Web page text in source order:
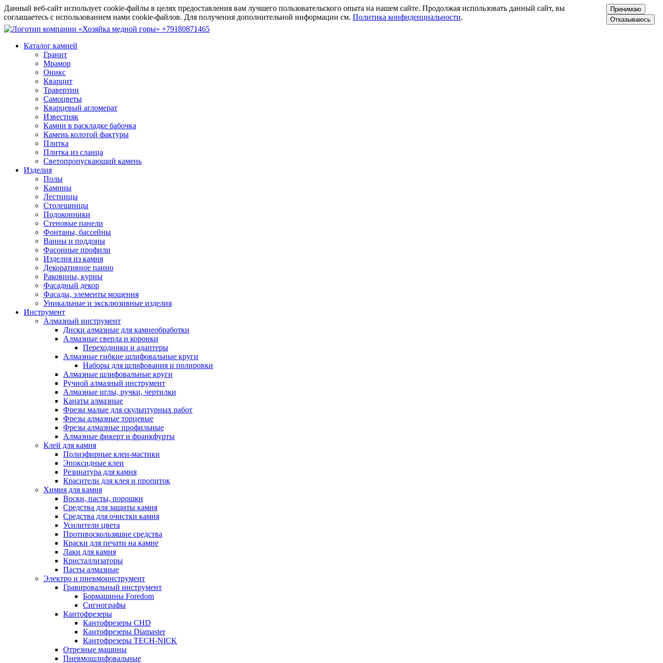
Данный веб-сайт использует cookie-файлы в целях предоставления вам лучшего пользовательского опыта на нашем сайте. Продолжая использовать данный сайт, вы
соглашаетесь с использованием нами cookie-файлов. Для получения дополнительной информации см. Политика конфиденциальности.
Принимаю
Отказываюсь
+79180871465
Каталог камней
Гранит
Мрамор
Оникс
Кварцит
Травертин
Самоцветы
Кварцевый агломерат
Известняк
Камни в раскладке бабочка
Камень колотой фактуры
Плитка
Плитка из сланца
Светопропускающий камень
Изделия
Полы
Камины
Лестницы
Столешницы
Подоконники
Стеновые панели
Фонтаны, бассейны
Ванны и поддоны
Фасонные профили
Изделия из камня
Декоративное панно
Раковины, курны
Фасадный декор
Фасады, элементы мощения
Уникальные и эксклюзивные изделия
Инструмент
Алмазный инструмент
Диски алмазные для камнеобработки
Алмазные сверла и коронки
Переходники и адаптеры
Алмазные гибкие шлифовальные круги
Наборы для шлифования и полировки
Алмазные шлифовальные круги
Ручной алмазный инструмент
Алмазные иглы, ручки, чертилки
Канаты алмазные
Фрезы малые для скульптурных работ
Фрезы алмазные торцевые
Фрезы алмазные профильные
Алмазные фикерт и франкфурты
Клей для камня
Полиэфирные клеи-мастики
Эпоксидные клеи
Резинатура для камня
Красители для клея и пропиток
Химия для камня
Воски, пасты, порошки
Средства для защиты камня
Средства для очистки камня
Усилители цвета
Противоскользящие средства
Краски для печати на камне
Лаки для камня
Кристаллизаторы
Пасты алмазные
Электро и пневмоинструмент
Гравировальный инструмент
Бормашины Foredom
Сигнографы
Кантофрезеры
Кантофрезеры CHD
Кантофрезеры Diamaster
Кантофрезеры TECH-NICK
Отрезные машины
Пневмошлифовальные